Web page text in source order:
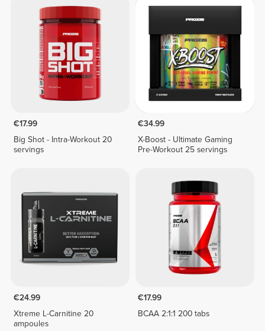
€17.99
Big Shot - Intra-Workout 20
servings
€34.99
X-Boost - Ultimate Gaming
Pre-Workout 25 servings
€24.99
Xtreme L-Carnitine 20
ampoules
€17.99
BCAA 2:1:1 200 tabs